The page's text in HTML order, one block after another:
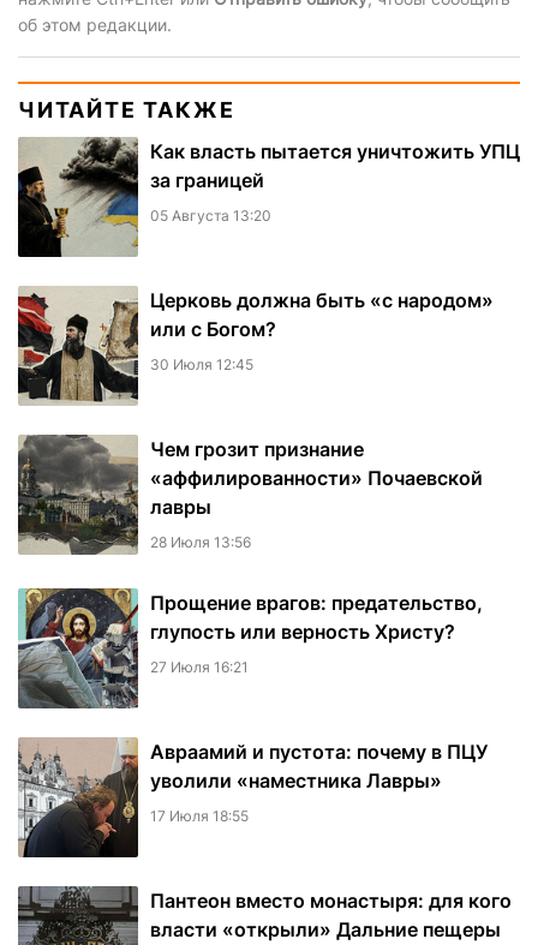
об этом редакции.
ЧИТАЙТЕ ТАКЖЕ
Как власть пытается уничтожить УПЦ
за границей
05 Августа 13:20
Церковь должна быть «с народом»
или с Богом?
30 Июля 12:45
Чем грозит признание
«аффилированности» Почаевской
лавры
28 Июля 13:56
Прощение врагов: предательство,
глупость или верность Христу?
27 Июля 16:21
Авраамий и пустота: почему в ПЦУ
уволили «наместника Лавры»
17 Июля 18:55
Пантеон вместо монастыря: для кого
власти «открыли» Дальние пещеры